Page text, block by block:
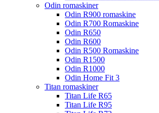
Odin romaskiner
Odin R900 romaskine
Odin R700 Romaskine
Odin R650
Odin R600
Odin R500 Romaskine
Odin R1500
Odin R1000
Odin Home Fit 3
Titan romaskiner
Titan Life R65
Titan Life R95